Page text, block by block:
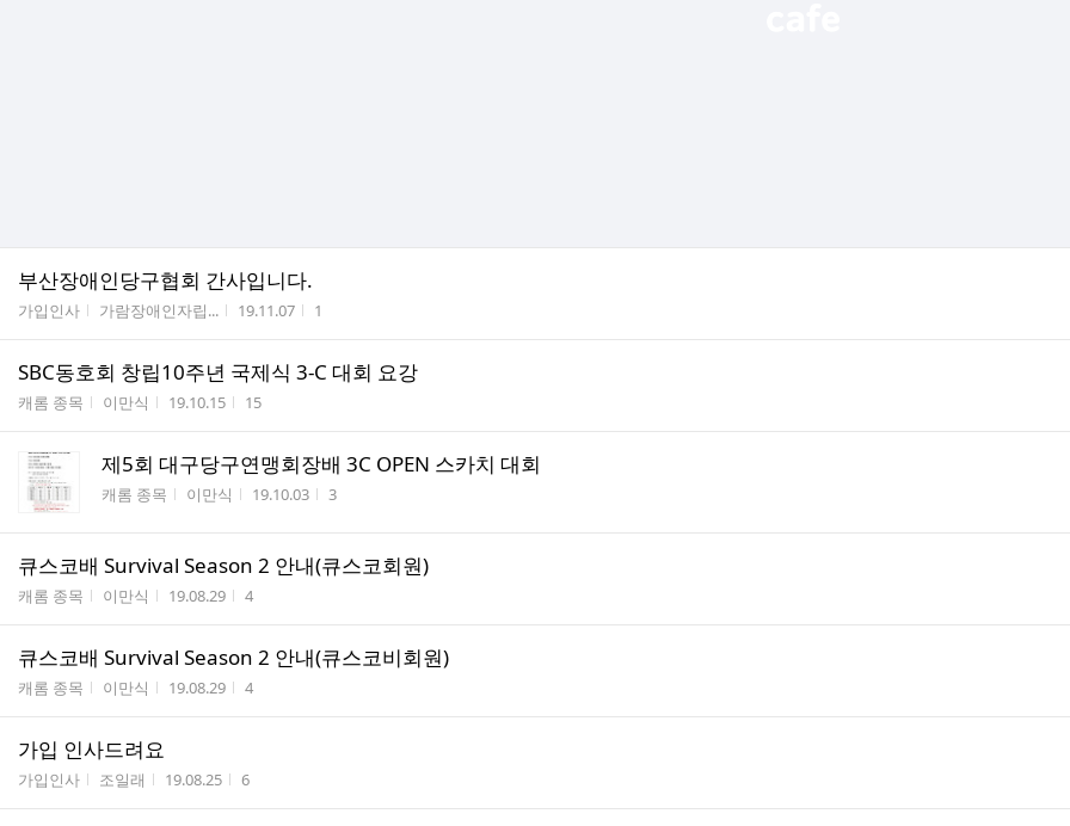
부산장애인당구협회 간사입니다.
게시판명
가입인사 작성자
가람장애인자립... 작성시간
19.11.07 조회수
1
SBC동호회 창립10주년 국제식 3-C 대회 요강
게시판명
캐롬 종목 작성자
이만식 작성시간
19.10.15 조회수
15
제5회 대구당구연맹회장배 3C OPEN 스카치 대회
게시판명
캐롬 종목 작성자
이만식 작성시간
19.10.03 조회수
3
큐스코배 Survival Season 2 안내(큐스코회원)
게시판명
캐롬 종목 작성자
이만식 작성시간
19.08.29 조회수
4
큐스코배 Survival Season 2 안내(큐스코비회원)
게시판명
캐롬 종목 작성자
이만식 작성시간
19.08.29 조회수
4
가입 인사드려요
게시판명
가입인사 작성자
조일래 작성시간
19.08.25 조회수
6